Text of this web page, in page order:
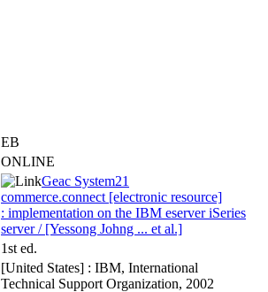
EB
ONLINE
Geac System21
commerce.connect [electronic resource]
: implementation on the IBM eserver iSeries
server / [Yessong Johng ... et al.]
1st ed.
[United States] : IBM, International
Technical Support Organization, 2002